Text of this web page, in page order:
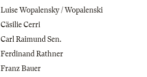
Luise Wopalensky / Wopalenski
Cäsilie Cerri
Carl Raimund Sen.
Ferdinand Rathner
Franz Bauer